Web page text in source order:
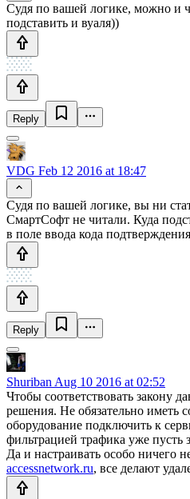
Судя по вашей логике, можно
подставить и вуаля))
Reply
VDG Feb 12 2016 at 18:47
Судя по вашей логике, вы ни
СмартСофт не читали. Куда
в поле ввода кода
Reply
Shuriban Aug 10 2016 at 02:52
Чтобы соответствовать закону
решения. Не обязательно иметь
оборудование подключить к
фильтрацией трафика уже пусть
Да и настраивать особо ничего
accessnetwork.ru, все делают